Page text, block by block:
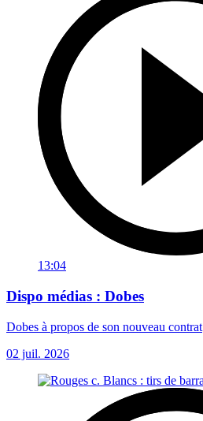
13:04
Dispo médias : Dobes
Dobes à propos de son nouveau contrat
02 juil. 2026